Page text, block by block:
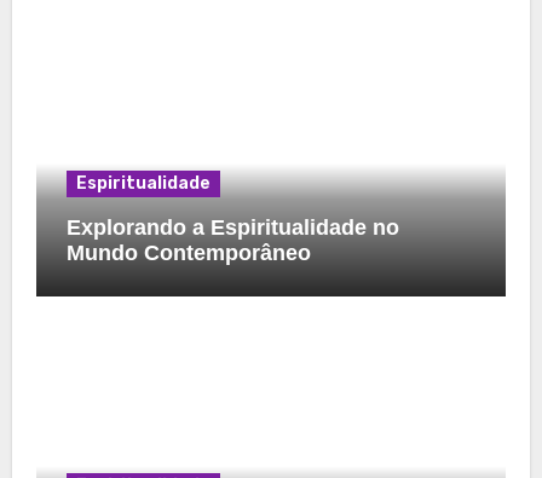
Espiritualidade
Explorando a Espiritualidade no
Mundo Contemporâneo